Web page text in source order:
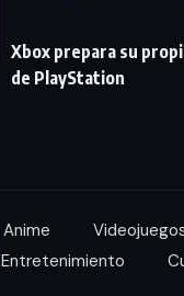
Xbox prepara su
de PlayStation
Anime
Entretenimiento